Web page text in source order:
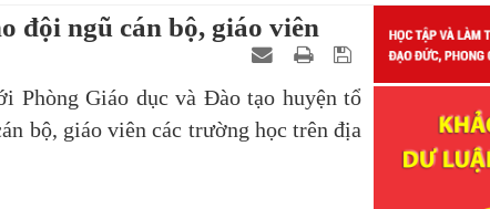
đội ngũ cán bộ, giáo viên
Phòng Giáo dục và Đào tạo huyện tổ
bộ, giáo viên các trường học trên địa